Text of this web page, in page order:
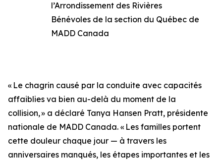
l’Arrondissement des Rivières
Bénévoles de la section du Québec de
MADD Canada
« Le chagrin causé par la conduite avec capacités
affaiblies va bien au-delà du moment de la
collision, » a déclaré Tanya Hansen Pratt, présidente
nationale de MADD Canada. « Les familles portent
cette douleur chaque jour — à travers les
anniversaires manqués, les étapes importantes et les